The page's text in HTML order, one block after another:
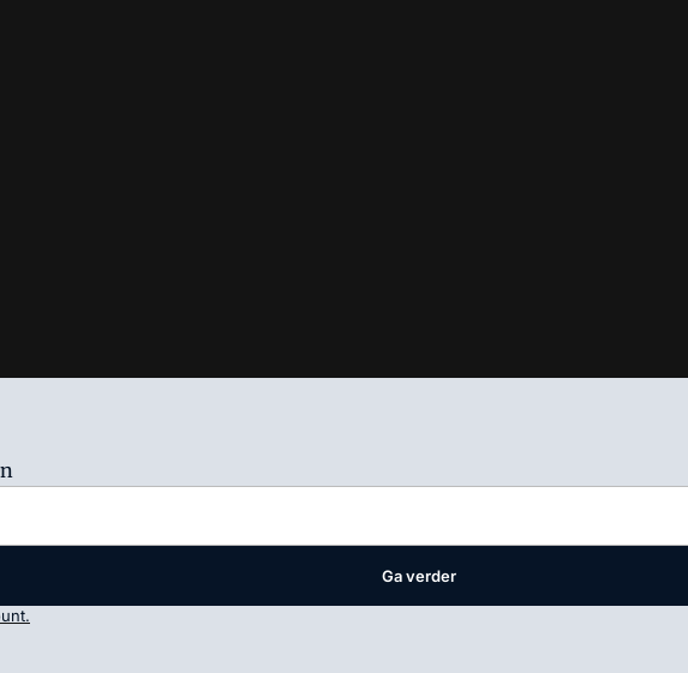
Lees inons manifestwaar VMN media voor staat. Op gebruik van deze site zijn de
Ga verder